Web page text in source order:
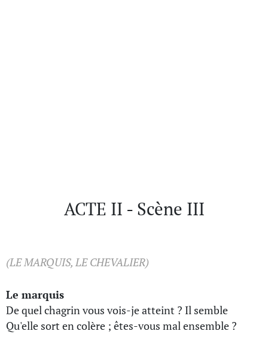
ACTE II - Scène III
(LE MARQUIS, LE CHEVALIER)
Le marquis
De quel chagrin vous vois-je atteint ? Il semble
Qu'elle sort en colère ; êtes-vous mal ensemble ?